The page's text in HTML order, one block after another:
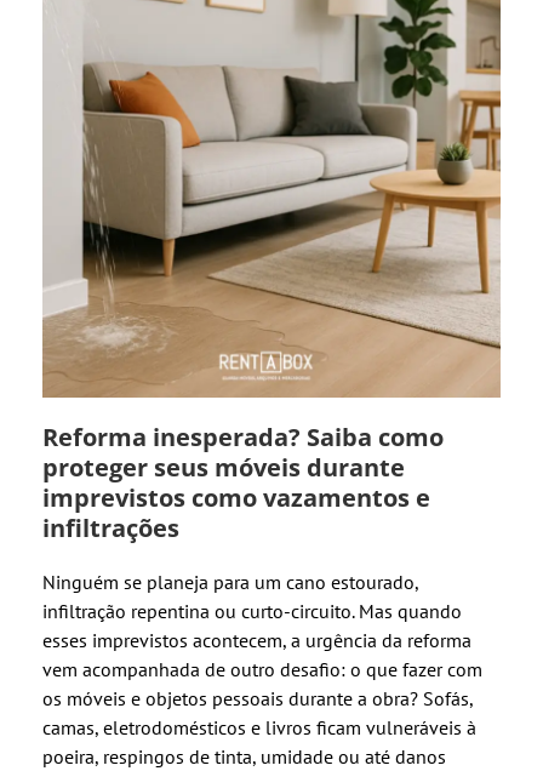
Reforma inesperada? Saiba como
proteger seus móveis durante
imprevistos como vazamentos e
infiltrações
Ninguém se planeja para um cano estourado,
infiltração repentina ou curto-circuito. Mas quando
esses imprevistos acontecem, a urgência da reforma
vem acompanhada de outro desafio: o que fazer com
os móveis e objetos pessoais durante a obra? Sofás,
camas, eletrodomésticos e livros ficam vulneráveis à
poeira, respingos de tinta, umidade ou até danos